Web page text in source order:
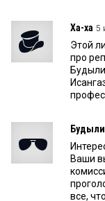
Ха-ха 5
Этой
про
Ваши
все,